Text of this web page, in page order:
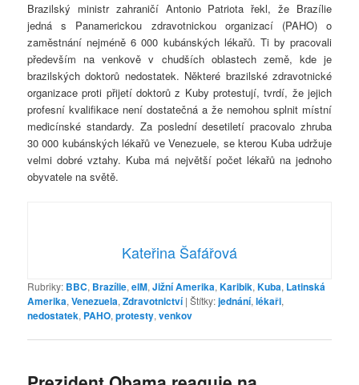
Brazilský ministr zahraničí Antonio Patriota řekl, že Brazílie
jedná s Panamerickou zdravotnickou organizací (PAHO) o
zaměstnání nejméně 6 000 kubánských lékařů. Ti by pracovali
především na venkově v chudších oblastech země, kde je
brazilských doktorů nedostatek. Některé brazilské zdravotnické
organizace proti přijetí doktorů z Kuby protestují, tvrdí, že jejich
profesní kvalifikace není dostatečná a že nemohou splnit místní
medicínské standardy. Za poslední desetiletí pracovalo zhruba
30 000 kubánských lékařů ve Venezuele, se kterou Kuba udržuje
velmi dobré vztahy. Kuba má největší počet lékařů na jednoho
obyvatele na světě.
Kateřina Šafářová
Rubriky: BBC, Brazílie,elM,Jižní Amerika,Karibik,Kuba, Latinská
Amerika,Venezuela,Zdravotnictví |Štítky:jednání,lékaři,
nedostatek, PAHO,protesty,venkov